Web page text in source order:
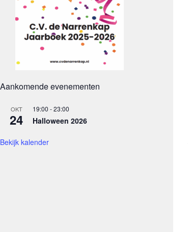
Aankomende evenementen
OKT
24
19:00 -23:00
Halloween 2026
Bekijk kalender